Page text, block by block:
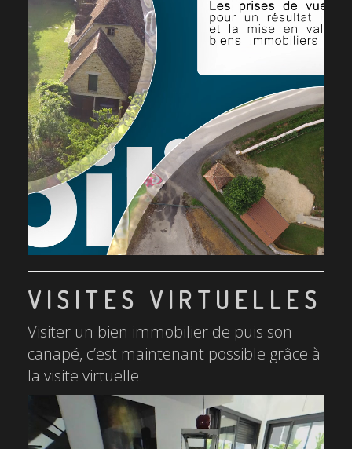
VISITES VIRTUELLES
Visiter un bien immobilier de puis son
canapé, c’est maintenant possible grâce à
la visite virtuelle.